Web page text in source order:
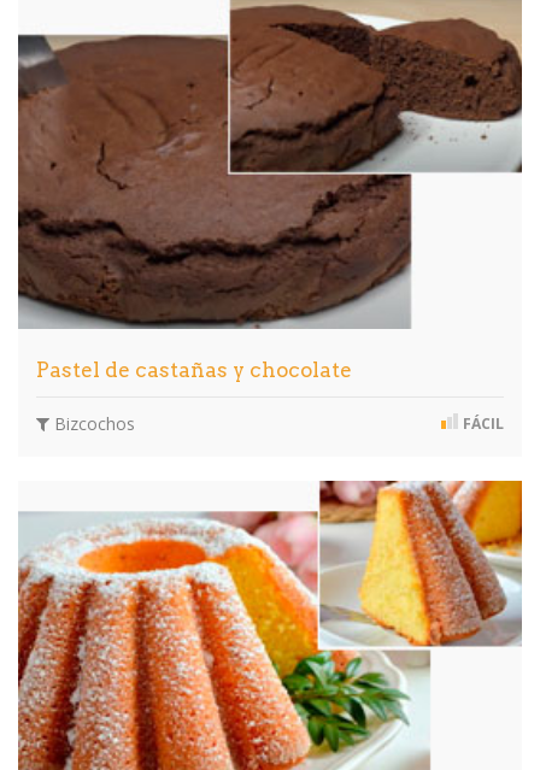
Pastel de castañas y chocolate
Bizcochos FÁCIL